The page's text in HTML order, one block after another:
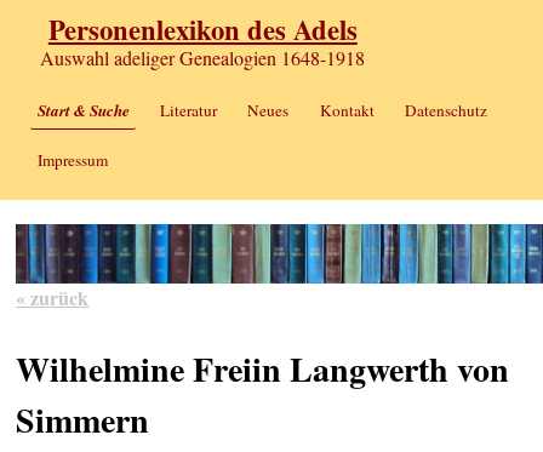
Personenlexikon des Adels
Auswahl adeliger Genealogien 1648-1918
Start & Suche Literatur Neues Kontakt Datenschutz
Impressum
« zurück
Wilhelmine Freiin Langwerth von
Simmern